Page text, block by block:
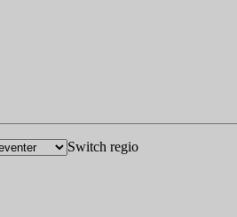
Switch regio